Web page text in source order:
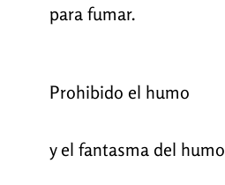
para fumar.
Prohibido el humo
y el fantasma del humo